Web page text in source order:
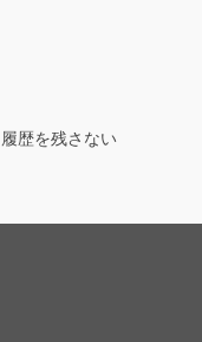
履歴を残さない